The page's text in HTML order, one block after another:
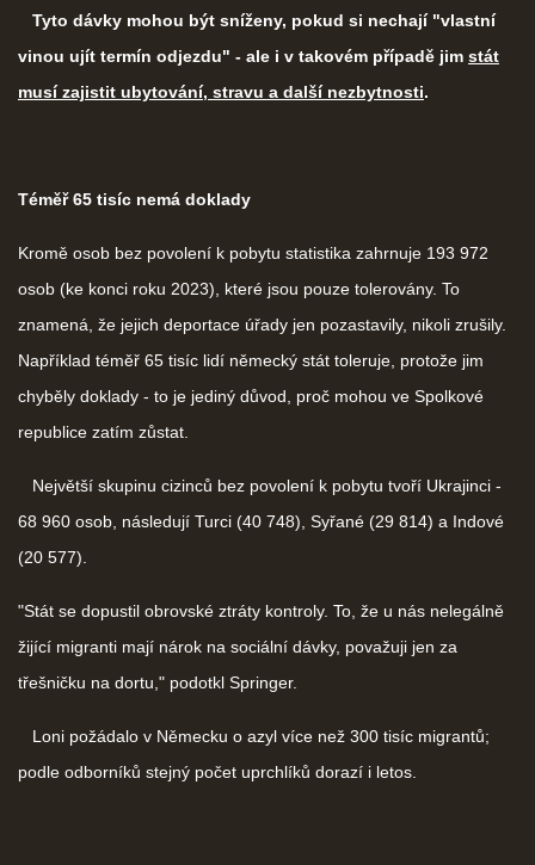
Tyto dávky mohou být sníženy, pokud si nechají "vlastní
vinou ujít termín odjezdu" - ale i v takovém případě jim stát
musí zajistit ubytování, stravu a další nezbytnosti.
Téměř 65 tisíc nemá doklady
Kromě osob bez povolení k pobytu statistika zahrnuje 193 972
osob (ke konci roku 2023), které jsou pouze tolerovány. To
znamená, že jejich deportace úřady jen pozastavily, nikoli zrušily.
Například téměř 65 tisíc lidí německý stát toleruje, protože jim
chyběly doklady - to je jediný důvod, proč mohou ve Spolkové
republice zatím zůstat.
Největší skupinu cizinců bez povolení k pobytu tvoří Ukrajinci -
68 960 osob, následují Turci (40 748), Syřané (29 814) a Indové
(20 577).
"Stát se dopustil obrovské ztráty kontroly. To, že u nás nelegálně
žijící migranti mají nárok na sociální dávky, považuji jen za
třešničku na dortu," podotkl Springer.
Loni požádalo v Německu o azyl více než 300 tisíc migrantů;
podle odborníků stejný počet uprchlíků dorazí i letos.